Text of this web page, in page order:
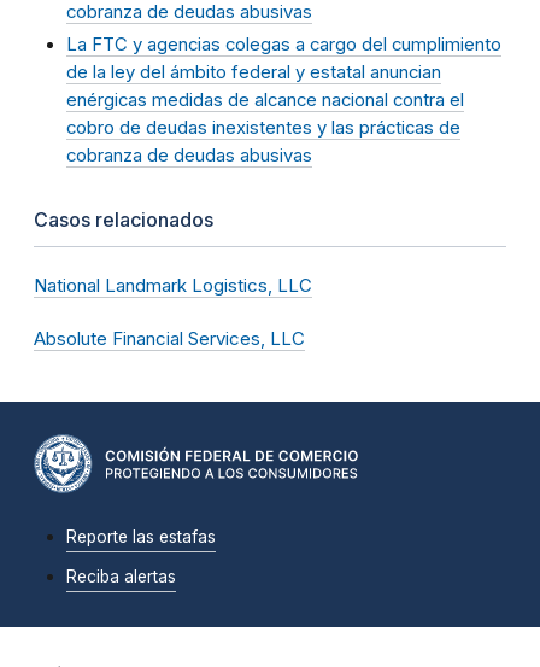
cobranza de deudas abusivas
La FTC y agencias colegas a cargo del cumplimiento
de la ley del ámbito federal y estatal anuncian
enérgicas medidas de alcance nacional contra el
cobro de deudas inexistentes y las prácticas de
cobranza de deudas abusivas
Casos relacionados
National Landmark Logistics, LLC
Absolute Financial Services, LLC
Reporte las estafas
Reciba alertas